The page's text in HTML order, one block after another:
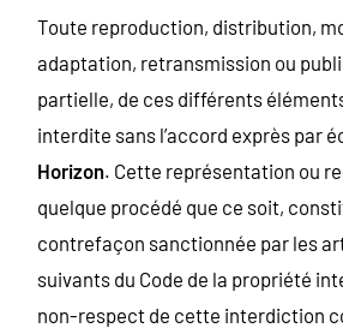
Toute reproduction, distribution,
adaptation, retransmission ou
partielle, de ces différents
interdite sans l’accord exprès par
Horizon. Cette représentation ou
quelque procédé que ce soit,
contrefaçon sanctionnée par les
suivants du Code de la propriété
non-respect de cette interdiction